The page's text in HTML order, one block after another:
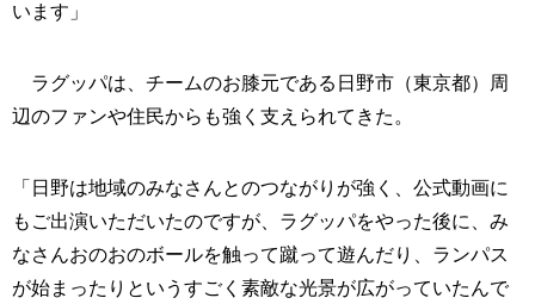
います」
ラグッパは、チームのお膝元である日野市（東京都）周
辺のファンや住民からも強く支えられてきた。
「日野は地域のみなさんとのつながりが強く、公式動画に
もご出演いただいたのですが、ラグッパをやった後に、み
なさんおのおのボールを触って蹴って遊んだり、ランパス
が始まったりというすごく素敵な光景が広がっていたんで